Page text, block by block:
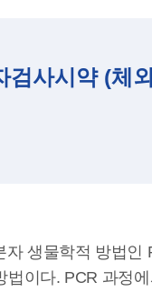
검사시약 (체
자 생물학적 방법
이다. PCR 과정